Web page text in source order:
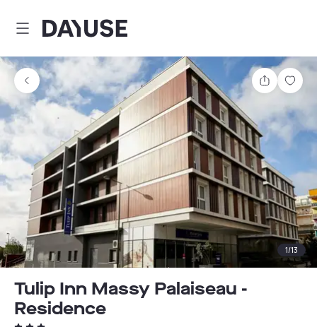
Dayuse
Partager
1/13
Tulip Inn Massy Palaiseau -
Residence